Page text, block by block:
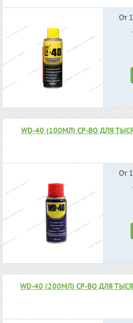
От
WD-40 (100МЛ) СР-ВО ДЛЯ
От
WD-40 (200МЛ) СР-ВО ДЛЯ